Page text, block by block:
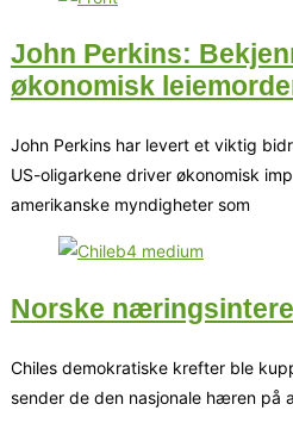
John Perkins:
økonomisk
John Perkins har levert et viktig
US-oligarkene driver økonomisk
amerikanske myndigheter som
Norske
Chiles demokratiske krefter ble
sender de den nasjonale hæren på